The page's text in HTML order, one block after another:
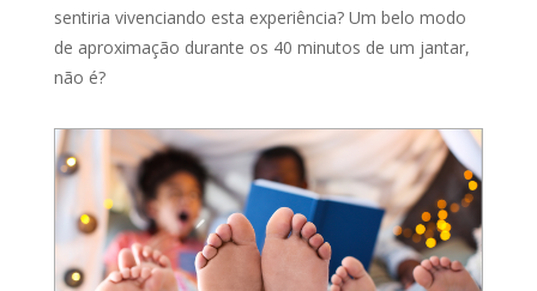
sentiria vivenciando esta experiência? Um belo modo
de aproximação durante os 40 minutos de um jantar,
não é?